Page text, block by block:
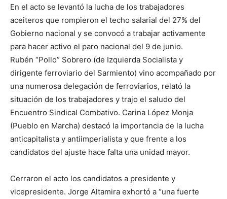
En el acto se levantó la lucha de los trabajadores
aceiteros que rompieron el techo salarial del 27% del
Gobierno nacional y se convocó a trabajar activamente
para hacer activo el paro nacional del 9 de junio.
Rubén “Pollo” Sobrero (de Izquierda Socialista y
dirigente ferroviario del Sarmiento) vino acompañado por
una numerosa delegación de ferroviarios, relató la
situación de los trabajadores y trajo el saludo del
Encuentro Sindical Combativo. Carina López Monja
(Pueblo en Marcha) destacó la importancia de la lucha
anticapitalista y antiimperialista y que frente a los
candidatos del ajuste hace falta una unidad mayor.
Cerraron el acto los candidatos a presidente y
vicepresidente. Jorge Altamira exhortó a “una fuerte